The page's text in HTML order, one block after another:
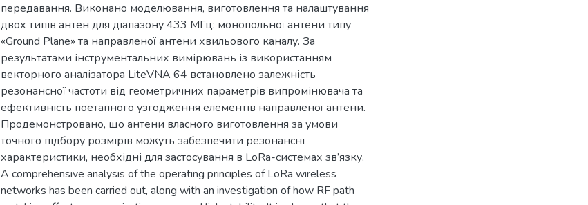
передавання. Виконано моделювання, виготовлення та налаштування
двох типів антен для діапазону 433 МГц: монопольної антени типу
«Ground Plane» та направленої антени хвильового каналу. За
результатами інструментальних вимірювань із використанням
векторного аналізатора LiteVNA 64 встановлено залежність
резонансної частоти від геометричних параметрів випромінювача та
ефективність поетапного узгодження елементів направленої антени.
Продемонстровано, що антени власного виготовлення за умови
точного підбору розмірів можуть забезпечити резонансні
характеристики, необхідні для застосування в LoRa-системах зв’язку.
A comprehensive analysis of the operating principles of LoRa wireless
networks has been carried out, along with an investigation of how RF path